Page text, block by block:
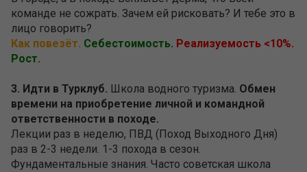
команде не сожрать. Зачем ей рисковать? И тебе это в
лицо говорить?
Как повезёт. Себестоимость. Реализуемость <10%.
Рост.
3. Идти в Турклуб. Школа водного туризма. Обмен
времени на приобретение личной и командной
ответственности в походе.
Лекции раз в неделю, ПВД (Поход Выходного Дня)
раз в 2-3 недели. 1-3 похода в сезон.
Фундаментальные знания. Часто советская школа